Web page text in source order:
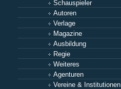
Schauspieler
Autoren
Verlage
Magazine
Ausbildung
Regie
Weiteres
Agenturen
Vereine & Institutionen